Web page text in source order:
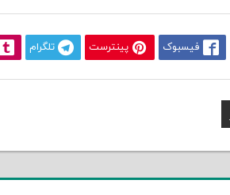
فیسبوک پینترست تلگرام